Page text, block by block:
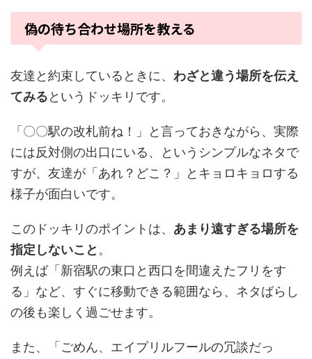
偽の待ち合わせ場所を教える
友達と約束しているときに、 わざと違う場所を伝え
てみるというドッキリです。
「〇〇駅の改札前ね！」と言っておきながら、実際
には反対側の出口にいる、というシンプルなネタで
すが、友達が「あれ？どこ？」とキョロキョロする
様子が面白いです。
このドッキリのポイントは、 あまり遠すぎる場所を
指定しないこと 。
例えば「新宿駅の東口と西口を間違えたフリをす
る」など、すぐに移動できる範囲なら、ネタばらし
の後も楽しく過ごせます。
また、「ごめん、エイプリルフールの冗談だっ